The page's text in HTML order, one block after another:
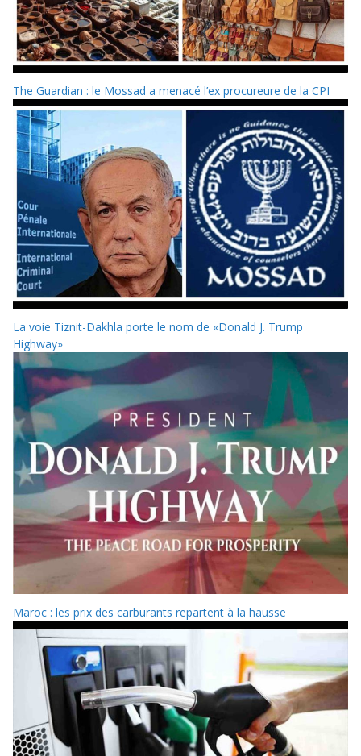
The Guardian : le Mossad a menacé l’ex procureure de la CPI
La voie Tiznit-Dakhla porte le nom de «Donald J. Trump
Highway»
Maroc : les prix des carburants repartent à la hausse